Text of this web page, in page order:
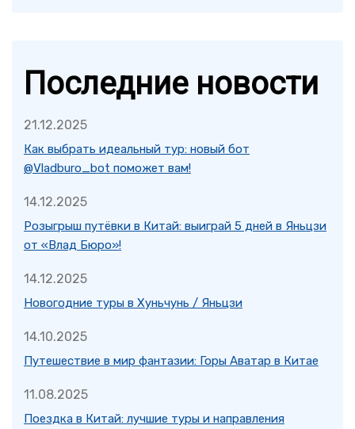
Последние новости
21.12.2025
Как выбрать идеальный тур: новый бот
@Vladburo_bot поможет вам!
14.12.2025
Розыгрыш путёвки в Китай: выиграй 5 дней в Яньцзи
от «Влад Бюро»!
14.12.2025
Новогодние туры в Хуньчунь / Яньцзи
14.10.2025
Путешествие в мир фантазии: Горы Аватар в Китае
11.08.2025
Поездка в Китай: лучшие туры и направления